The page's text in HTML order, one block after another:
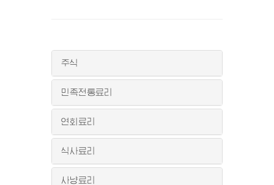
주식
민족전통료리
연회료리
식사료리
사냥료리